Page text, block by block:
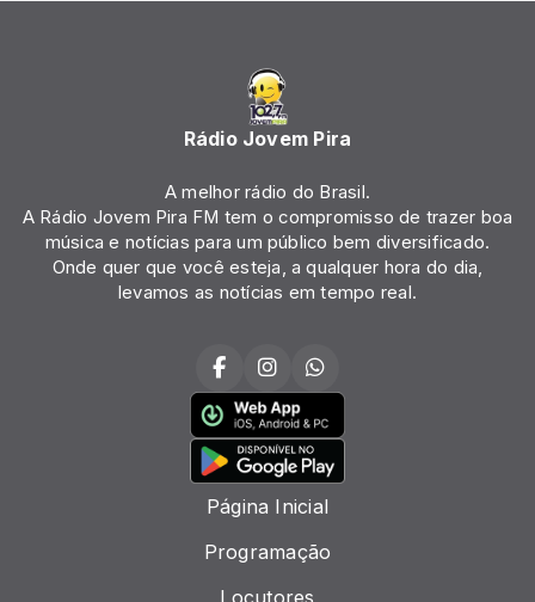
Rádio Jovem Pira
A melhor rádio do Brasil.
A Rádio Jovem Pira FM tem o compromisso de trazer boa
música e notícias para um público bem diversificado.
Onde quer que você esteja, a qualquer hora do dia,
levamos as notícias em tempo real.
Página Inicial
Programação